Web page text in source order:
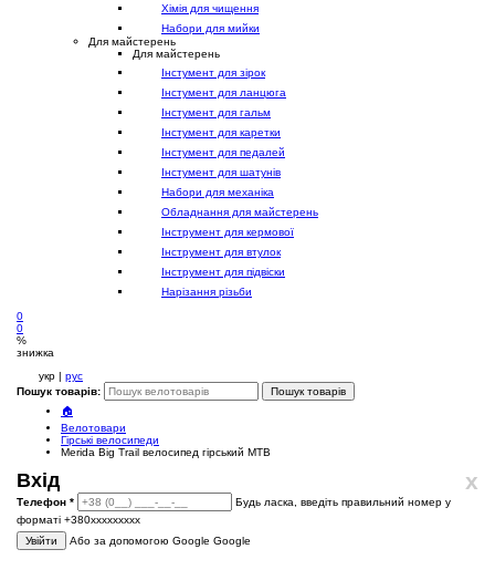
Хімія для чищення
Набори для мийки
Для майстерень
Для майстерень
Інстумент для зірок
Інстумент для ланцюга
Інстумент для гальм
Інстумент для каретки
Інстумент для педалей
Інстумент для шатунів
Набори для механіка
Обладнання для майстерень
Інструмент для кермової
Інструмент для втулок
Інструмент для підвіски
Нарізання різьби
0
0
%
знижка
укр | рус
Пошук товарів:
Пошук товарів
🏠
Велотовари
Гірські велосипеди
Merida Big Trail велосипед гірський MTB
x
Вхід
Телефон *
Будь ласка, введіть правильний номер у
форматі +380ххххххххх
Увійти
Або за допомогою Google Google